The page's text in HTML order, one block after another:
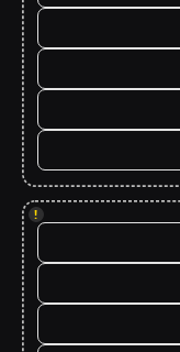
!